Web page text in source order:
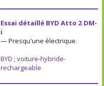
Essai détaillé BYD Atto 2 DM-
i
— Presqu'une électrique.
BYD ; voiture-hybride-
rechargeable